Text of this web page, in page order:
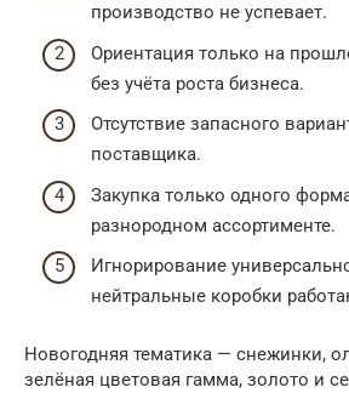
производство не успевает.
Ориентация только на
без учёта роста бизнеса.
Отсутствие запасного
поставщика.
Закупка только одного
разнородном ассортименте.
Игнорирование
нейтральные коробки
Новогодняя тематика — снежинки,
зелёная цветовая гамма, золото и